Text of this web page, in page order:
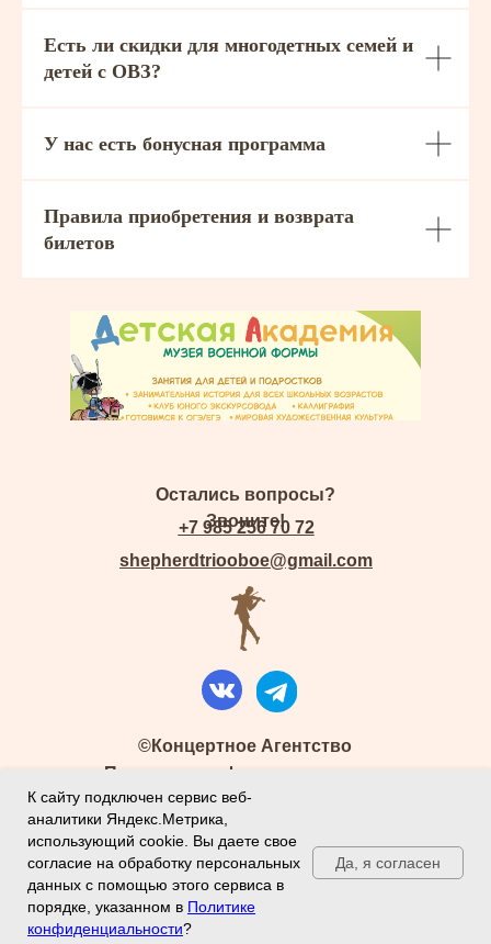
ТЕЛЕГРАММ
К сайту подключен сервис веб-
аналитики Яндекс.Метрика,
использующий cookie. Вы даете свое
согласие на обработку персональных
данных с помощью этого сервиса в
порядке, указанном в Политике
конфиденциальности?
Да, я согласен
Есть ли скидки для многодетных семей и
детей с ОВЗ?
У нас есть бонусная программа
Правила приобретения и возврата
билетов
Остались вопросы?
Звоните!
+7 985 256 70 72
shepherdtriooboe@gmail.com
©Концертное Агентство
Политика конфиденциальности
Правила возврата билетов
ИП Степанова К.Д.
ИНН 180904244438
Публичная оферта
Согласие на информационную
рассылку